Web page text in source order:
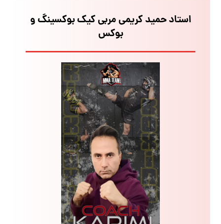
استاد حمید کریمی مربی کیک بوکسینگ و
بوکس